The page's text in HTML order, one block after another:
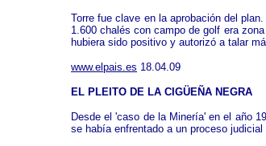
Torre fue clave en la aprobación del
1.600 chalés con campo de golf era
hubiera sido positivo y autorizó a talar
www.elpais.es 18.04.09
EL PLEITO DE LA CIGÜEÑA NEGRA
Desde el 'caso de la Minería' en el año
se había enfrentado a un proceso